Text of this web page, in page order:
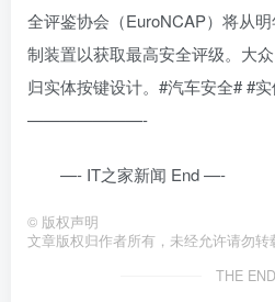
全评鉴协会（EuroNCAP）将从
制装置以获取最高安全评级。大
归实体按键设计。#汽车安全# #
———————-
—- IT之家新闻 End —-
© 版权声明
文章版权归作者所有，未经允许请勿转
THE END